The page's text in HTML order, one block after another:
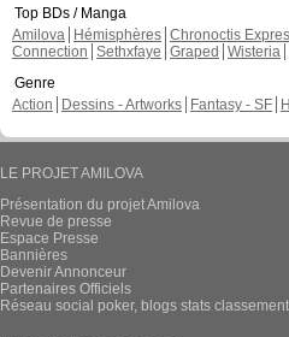
Top BDs / Manga
Amilova
Hémisphères Chronoctis
Connection Sethxfaye Graped Wisteria
Genre
Action
Dessins - Artworks Fantasy - SF
LE PROJET AMILOVA
Présentation du projet Amilova
Revue de presse
Espace Presse
Bannières
Devenir Annonceur
Partenaires Officiels
Réseau social poker, blogs stats